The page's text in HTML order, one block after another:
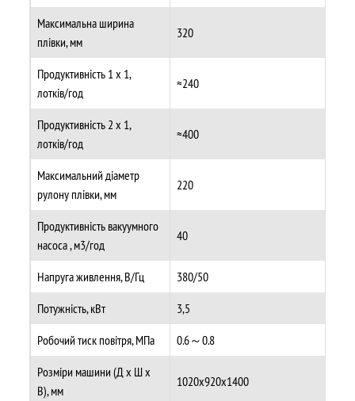
Максимальна ширина
плівки, мм
320
Продуктивність 1 х 1,
лотків/год
≈240
Продуктивність 2 х 1,
лотків/год
≈400
Максимальний діаметр
рулону плівки, мм
220
Продуктивність вакуумного
насоса , м3/год
40
Напруга живлення, В/Гц
380/50
Потужність, кВт
3,5
Робочий тиск повітря, МПа
0.6～0.8
Розміри машини (Д х Ш х
В), мм
1020х920х1400